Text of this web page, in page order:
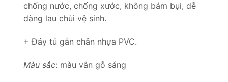
chống nước, chống xước, không bám bụi, dễ
dàng lau chùi vệ sinh.
+ Đáy tủ gắn chân nhựa PVC.
Màu sắc: màu vân gỗ sáng